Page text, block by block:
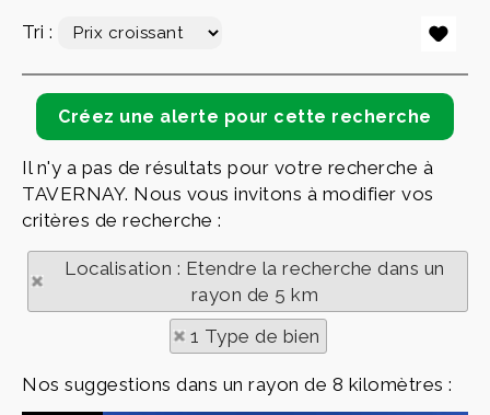
Tri :
Il n'y a pas de résultats pour votre recherche à
TAVERNAY. Nous vous invitons à modifier vos
critères de recherche :
Localisation : Etendre la recherche dans un
rayon de 5 km
1 Type de bien
Nos suggestions dans un rayon de 8 kilomètres :